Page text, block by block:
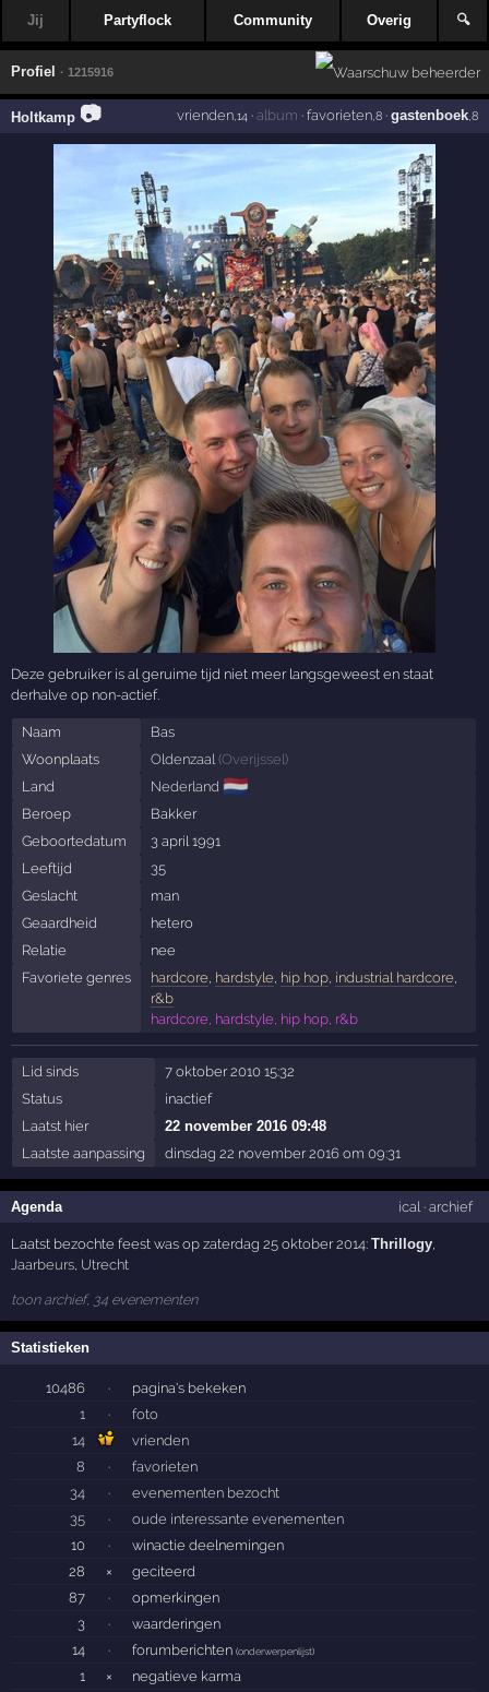
Jij Partyflock Community Overig 🔍
Profiel · 1215916
Holtkamp 📷 vrienden,14· album · favorieten,8· gastenboek,8
Deze gebruiker is al geruime tijd niet meer langsgeweest en staat
derhalve op non-actief.
Naam
Bas
Woonplaats
Oldenzaal (Overijssel)
Land
Nederland 🇳🇱
Beroep
Bakker
Geboortedatum
3 april 1991
Leeftijd
35
Geslacht
man
Geaardheid
hetero
Relatie
nee
Favoriete genres
hardcore hardstyle hip hop, industrial hardcore
r&b
hardcore, hardstyle, hip hop, r&b
Lid sinds
7 oktober 2010 15:32
Status
inactief
Laatst hier
22 november 2016 09:48
Laatste aanpassing
dinsdag 22 november 2016 om 09:31
Agenda ical · archief
Laatst bezochte feest was op zaterdag 25 oktober 2014:Thrillogy,
Jaarbeurs, Utrecht
toon archief, 34 evenementen
Statistieken
10486 ·
pagina's bekeken
1
·
foto
14
vrienden
8
·
favorieten
34
·
evenementen bezocht
35
·
oude interessante evenementen
10
·
winactie deelnemingen
28
×
geciteerd
87
·
opmerkingen
3
·
waarderingen
14
· forumberichten(onderwerpenlijst)
1 ×
negatieve karma